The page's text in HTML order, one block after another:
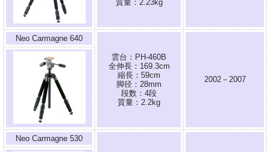
質量：2.23kg
Neo Carmagne 640
雲台：PH-460B
全伸長：169.3cm
縮長：59cm
脚径：28mm
段数：4段
質量：2.2kg
2002－2007
Neo Carmagne 530